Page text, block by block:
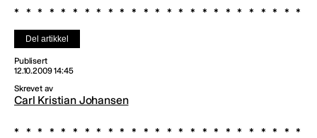
Del artikkel
Publisert
12.10.2009 14:45
Skrevet av
Carl Kristian Johansen